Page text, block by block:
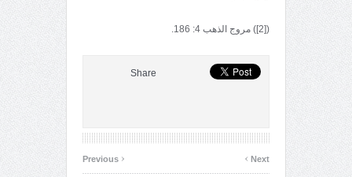
([2]) مروج الذهب 4: 186.
Share
‹ Next
›